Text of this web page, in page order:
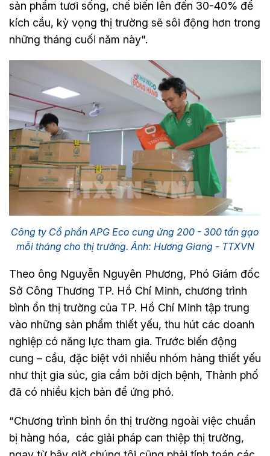
sản phẩm tươi sống, chế biến lên đến 30-40% để
kích cầu, kỳ vọng thị trường sẽ sôi động hơn trong
những tháng cuối năm này".
Công ty Cổ phần APG Eco cung ứng 200 - 300 tấn gạo
mỗi tháng cho thị trường. Ảnh: Hương Giang - TTXVN
Theo ông Nguyễn Nguyên Phương, Phó Giám đốc
Sở Công Thương TP. Hồ Chí Minh, chương trình
bình ổn thị trường của TP. Hồ Chí Minh tập trung
vào những sản phẩm thiết yếu, thu hút các doanh
nghiệp có năng lực tham gia. Trước biến động
cung – cầu, đặc biệt với nhiều nhóm hàng thiết yếu
như thịt gia súc, gia cầm bởi dịch bệnh, Thành phố
đã có nhiều kịch bản để ứng phó.
“Chương trình bình ổn thị trường ngoài việc chuẩn
bị hàng hóa, các giải pháp can thiệp thị trường,